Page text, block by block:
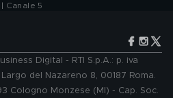
Canale 5
Digital - RTI S.p.A.: p. iva
del Nazareno 8, 00187 Roma.
Cologno Monzese (MI) - Cap. Soc.